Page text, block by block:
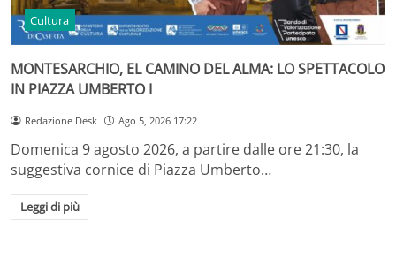
Cultura
MONTESARCHIO, EL CAMINO DEL ALMA: LO SPETTACOLO
IN PIAZZA UMBERTO I
Redazione Desk Ago 5, 2026 17:22
Domenica 9 agosto 2026, a partire dalle ore 21:30, la
suggestiva cornice di Piazza Umberto…
Leggi di più